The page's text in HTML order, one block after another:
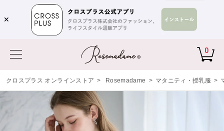
✕
0
クロスプラス オンラインストア > Rosemadame > マタニティ・授乳服 >